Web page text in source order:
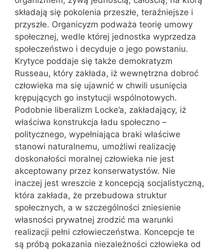
składają się pokolenia przeszłe, teraźniejsze i
przyszłe. Organicyzm podważa teorię umowy
społecznej, wedle której jednostka wyprzedza
społeczeństwo i decyduje o jego powstaniu.
Krytyce poddaje się także demokratyzm
Russeau, który zakłada, iż wewnętrzna dobroć
człowieka ma się ujawnić w chwili usunięcia
krępujących go instytucji wspólnotowych.
Podobnie liberalizm Locke’a, zakładający, iż
właściwa konstrukcja ładu społeczno –
politycznego, wypełniająca braki właściwe
stanowi naturalnemu, umożliwi realizację
doskonałości moralnej człowieka nie jest
akceptowany przez konserwatystów. Nie
inaczej jest wreszcie z koncepcją socjalistyczną,
która zakłada, że przebudowa struktur
społecznych, a w szczególności zniesienie
własności prywatnej zrodzić ma warunki
realizacji pełni człowieczeństwa. Koncepcje te
są próbą pokazania niezależności człowieka od